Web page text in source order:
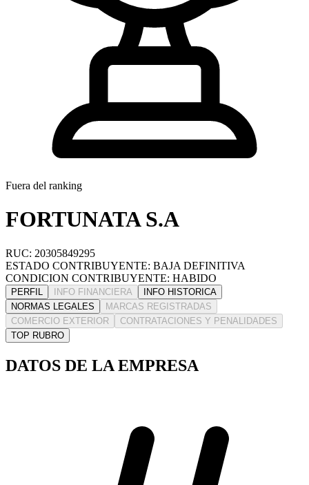
Fuera del ranking
FORTUNATA S.A
RUC: 20305849295
ESTADO CONTRIBUYENTE: BAJA DEFINITIVA
CONDICION CONTRIBUYENTE: HABIDO
PERFIL INFO FINANCIERA
INFO HISTORICA
NORMAS LEGALES
MARCAS REGISTRADAS
COMERCIO EXTERIOR
CONTRATACIONES Y PENALIDADES
TOP RUBRO
DATOS DE LA EMPRESA